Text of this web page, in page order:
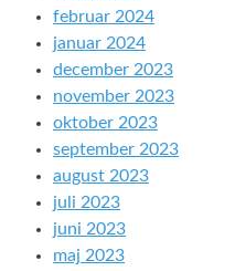
februar 2024
januar 2024
december 2023
november 2023
oktober 2023
september 2023
august 2023
juli 2023
juni 2023
maj 2023